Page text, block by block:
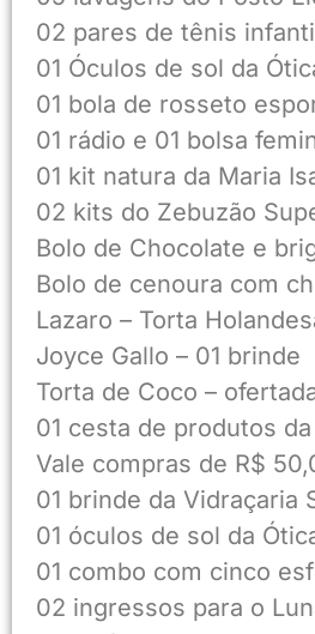
02 pares de tênis
01 Óculos de sol da
01 bola de rosseto
01 rádio e 01 bolsa
01 kit natura da Maria
02 kits do Zebuzão
Bolo de Chocolate e
Bolo de cenoura com
Lazaro – Torta
Joyce Gallo – 01 brinde
Torta de Coco –
01 cesta de produtos
Vale compras de R$
01 brinde da Vidraçaria
01 óculos de sol da
01 combo com cinco
02 ingressos para o